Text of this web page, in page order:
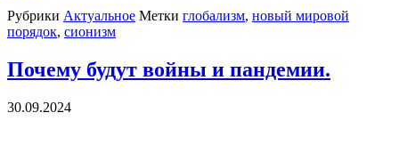
Рубрики Актуальное Метки глобализм, новый мировой
порядок, сионизм
Почему будут войны и пандемии.
30.09.2024